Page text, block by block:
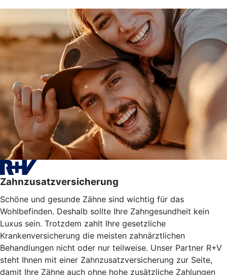
Zahnzusatzversicherung
Schöne und gesunde Zähne sind wichtig für das
Wohlbefinden. Deshalb sollte Ihre Zahngesundheit kein
Luxus sein. Trotzdem zahlt Ihre gesetzliche
Krankenversicherung die meisten zahnärztlichen
Behandlungen nicht oder nur teilweise. Unser Partner R+V
steht Ihnen mit einer Zahnzusatzversicherung zur Seite,
damit Ihre Zähne auch ohne hohe zusätzliche Zahlungen